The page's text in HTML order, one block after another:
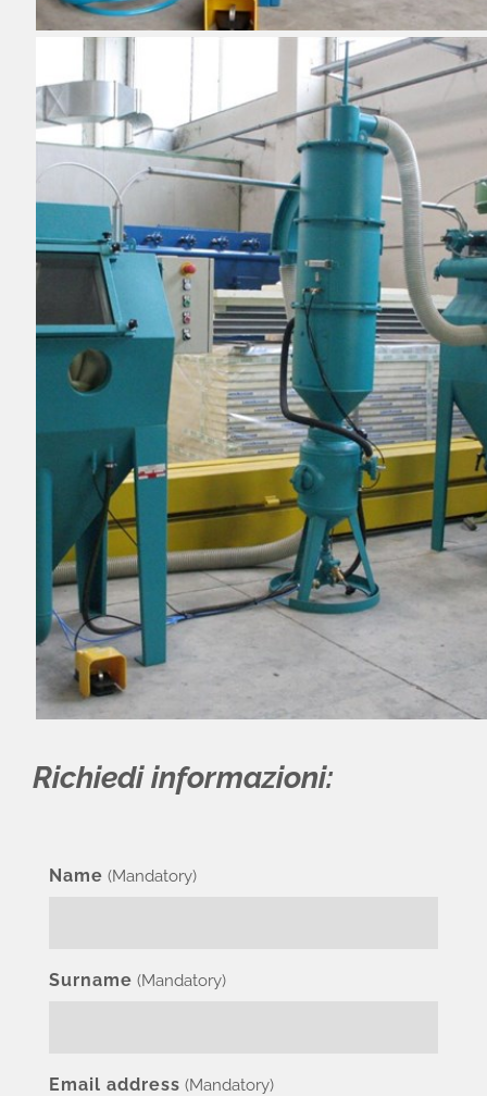
Richiedi informazioni:
Name (Mandatory)
Surname (Mandatory)
Email address (Mandatory)